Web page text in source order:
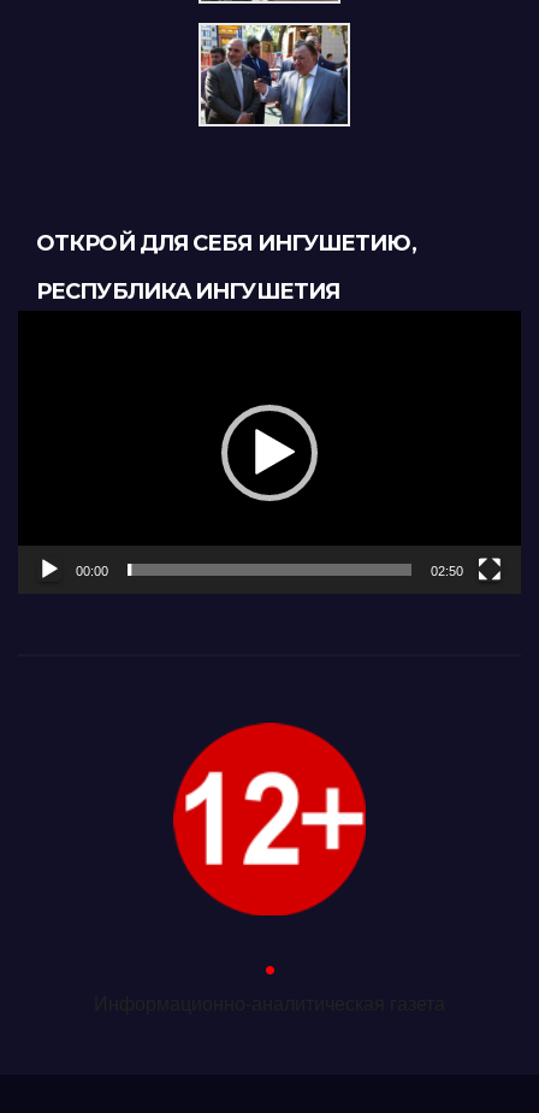
ОТКРОЙ ДЛЯ СЕБЯ ИНГУШЕТИЮ,
РЕСПУБЛИКА ИНГУШЕТИЯ
00:00 02:50
.